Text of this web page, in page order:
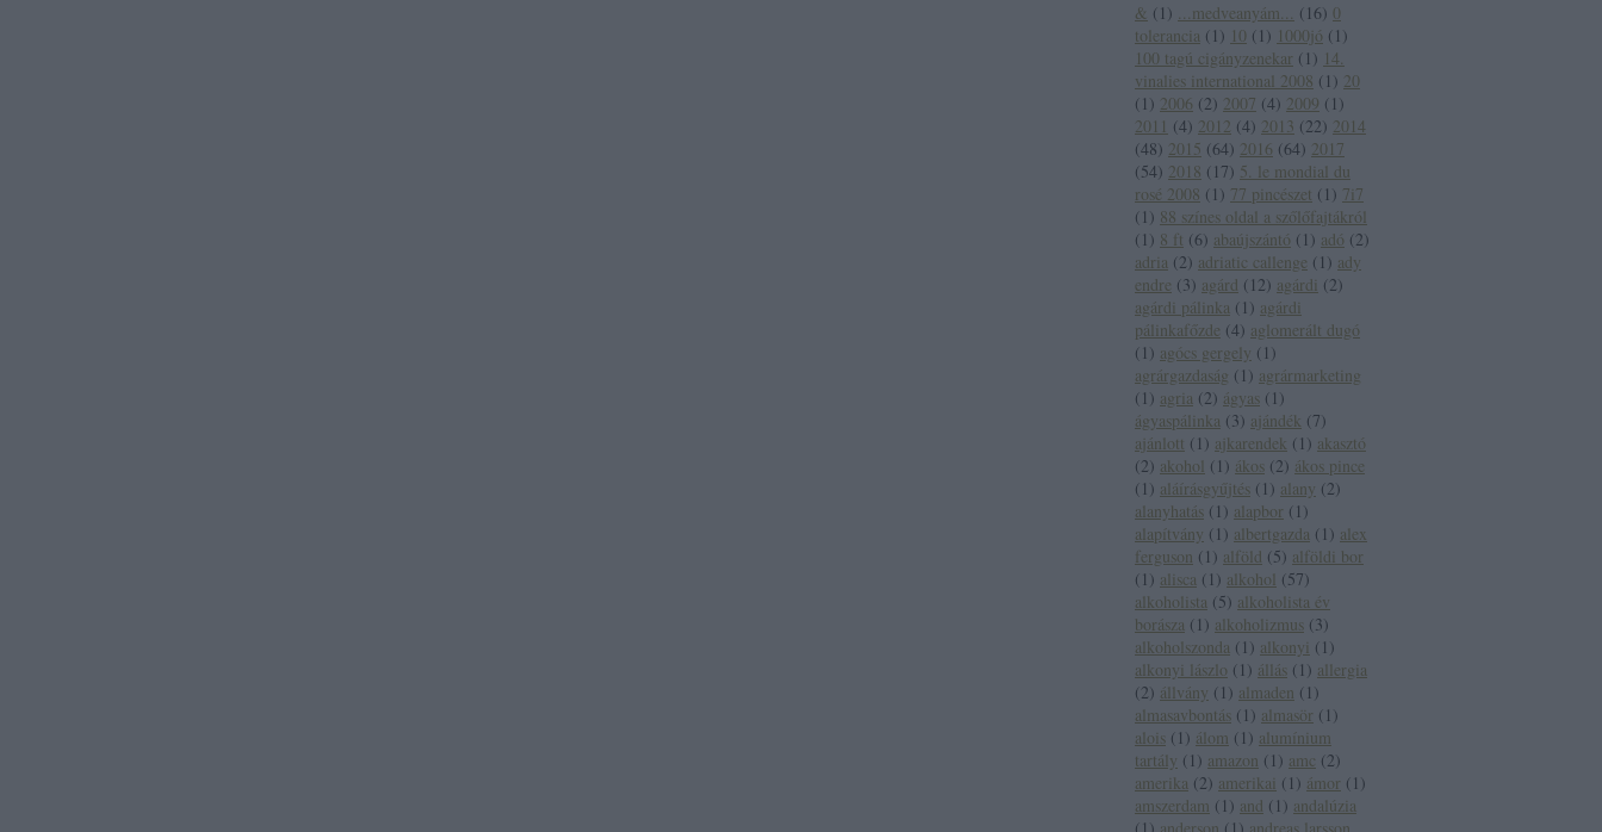
& ( 1 ) ...medveanyám... ( 16) 0
tolerancia ( 1 ) 10 ( 1 ) 1000jó ( 1 )
100 tagú cigányzenekar ( 1 ) 14.
vinalies international 2008 ( 1 ) 20
( 1 ) 2006 (2) 2007 (4) 2009 ( 1 )
2011 (4) 2012 (4) 2013 (22) 2014
(48) 2015 (64) 2016 (64) 2017
(54) 2018 ( 17) 5. le mondial du
rosé 2008 ( 1 ) 77 pincészet ( 1 ) 7i7
( 1 ) 88 színes oldal a szőlőfajtákról
( 1 ) 8 ft (6) abaújszántó ( 1 ) adó (2)
adria (2) adriatic callenge ( 1 ) ady
endre (3) agárd ( 12) agárdi (2)
agárdi pálinka ( 1 ) agárdi
pálinkafőzde (4) aglomerált dugó
( 1 ) agócs gergely ( 1 )
agrárgazdaság ( 1 ) agrármarketing
( 1 ) agria (2) ágyas ( 1 )
ágyaspálinka (3) ajándék (7)
ajánlott ( 1 ) ajkarendek ( 1 ) akasztó
(2) akohol ( 1 ) ákos (2) ákos pince
( 1 ) aláírásgyűjtés ( 1 ) alany (2)
alanyhatás ( 1 ) alapbor ( 1 )
alapítvány ( 1 ) albertgazda ( 1 ) alex
ferguson ( 1 ) alföld (5) alföldi bor
( 1 ) alisca ( 1 ) alkohol (57)
alkoholista (5) alkoholista év
borásza ( 1 ) alkoholizmus (3)
alkoholszonda ( 1 ) alkonyi ( 1 )
alkonyi lászlo ( 1 ) állás ( 1 ) allergia
(2) állvány ( 1 ) almaden ( 1 )
almasavbontás ( 1 ) almasör ( 1 )
alois ( 1 ) álom ( 1 ) alumínium
tartály ( 1 ) amazon ( 1 ) amc (2)
amerika (2) amerikai ( 1 ) ámor ( 1 )
amszerdam ( 1 ) and ( 1 ) andalúzia